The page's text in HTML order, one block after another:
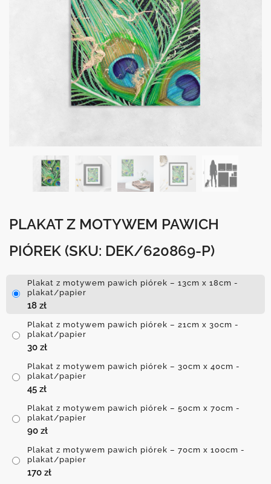
PLAKAT Z MOTYWEM PAWICH
PIÓREK (SKU: DEK/620869-P)
Plakat z motywem pawich piórek – 13cm x 18cm -
plakat/papier
18 zł
Plakat z motywem pawich piórek – 21cm x 30cm -
plakat/papier
30 zł
Plakat z motywem pawich piórek – 30cm x 40cm -
plakat/papier
45 zł
Plakat z motywem pawich piórek – 50cm x 70cm -
plakat/papier
90 zł
Plakat z motywem pawich piórek – 70cm x 100cm -
plakat/papier
170 zł